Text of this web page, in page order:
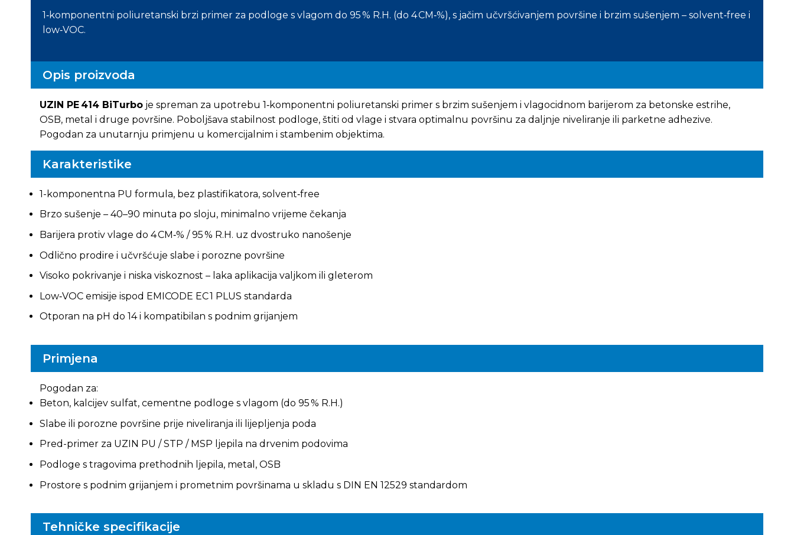
1‑komponentni poliuretanski brzi primer za podloge s vlagom do 95 % R.H. (do 4 CM‑%), s jačim učvršćivanjem površine i brzim sušenjem – solvent‑free i
low‑VOC.
Opis proizvoda
UZIN PE 414 BiTurboje spreman za upotrebu 1‑komponentni poliuretanski primer s brzim sušenjem i vlagocidnom barijerom za betonske estrihe,
OSB, metal i druge površine. Poboljšava stabilnost podloge, štiti od vlage i stvara optimalnu površinu za daljnje niveliranje ili parketne adhezive.
Pogodan za unutarnju primjenu u komercijalnim i stambenim objektima.
Karakteristike
1-komponentna PU formula, bez plastifikatora, solvent‑free
Brzo sušenje – 40–90 minuta po sloju, minimalno vrijeme čekanja
Barijera protiv vlage do 4 CM‑% / 95 % R.H. uz dvostruko nanošenje
Odlično prodire i učvršćuje slabe i porozne površine
Visoko pokrivanje i niska viskoznost – laka aplikacija valjkom ili gleterom
Low‑VOC emisije ispod EMICODE EC 1 PLUS standarda
Otporan na pH do 14 i kompatibilan s podnim grijanjem
Primjena
Pogodan za:
Beton, kalcijev sulfat, cementne podloge s vlagom (do 95 % R.H.)
Slabe ili porozne površine prije niveliranja ili lijepljenja poda
Pred-primer za UZIN PU / STP / MSP ljepila na drvenim podovima
Podloge s tragovima prethodnih ljepila, metal, OSB
Prostore s podnim grijanjem i prometnim površinama u skladu s DIN EN 12529 standardom
Tehničke specifikacije